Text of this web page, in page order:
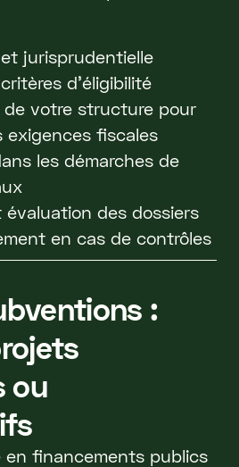
jurisprudentielle
d'éligibilité
de votre structure pour
exigences fiscales
les démarches de
évaluation des dossiers
en cas de contrôles
:
ou
en financements publics